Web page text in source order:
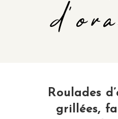
Roulades
grillées,